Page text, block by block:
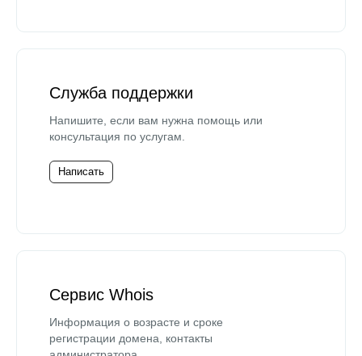
Служба поддержки
Напишите, если вам нужна помощь или
консультация по услугам.
Написать
Сервис Whois
Информация о возрасте и сроке
регистрации домена, контакты